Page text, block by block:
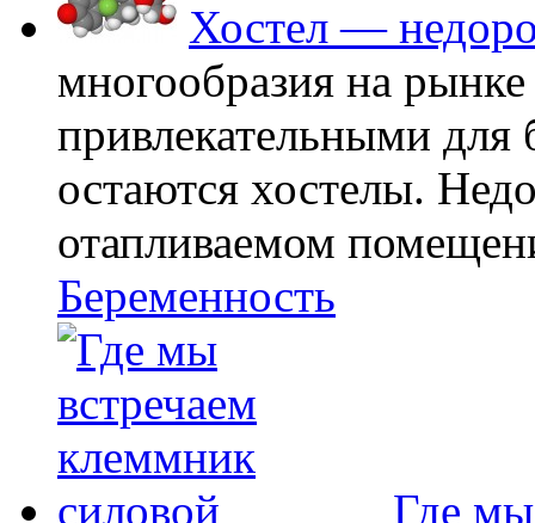
Хостел —
многообразия на
привлекательными
остаются хостелы.
отапливаемом
Беременность
Где